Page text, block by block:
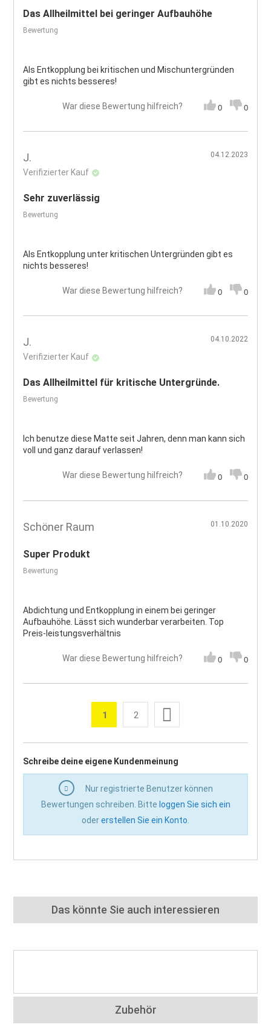
Das Allheilmittel bei geringer Aufbauhöhe
Bewertung
Als Entkopplung bei kritischen und Mischuntergründen
gibt es nichts besseres!
War diese Bewertung hilfreich? 0 0
J.
Verifizierter Kauf
04.12.2023
Sehr zuverlässig
Bewertung
Als Entkopplung unter kritischen Untergründen gibt es
nichts besseres!
War diese Bewertung hilfreich? 0 0
J.
Verifizierter Kauf
04.10.2022
Das Allheilmittel für kritische Untergründe.
Bewertung
Ich benutze diese Matte seit Jahren, denn man kann sich
voll und ganz darauf verlassen!
War diese Bewertung hilfreich? 0 0
Schöner Raum 01.10.2020
Super Produkt
Bewertung
Abdichtung und Entkopplung in einem bei geringer
Aufbauhöhe. Lässt sich wunderbar verarbeiten. Top
Preis-leistungsverhältnis
War diese Bewertung hilfreich? 0 0
Seite
Sie lesen gerade die Seite
1 Seite
2
Schreibe deine eigene Kundenmeinung
Nur registrierte Benutzer können
Bewertungen schreiben. Bitte loggen Sie sich ein
odererstellen Sie ein Konto
Das könnte Sie auch interessieren
Zubehör